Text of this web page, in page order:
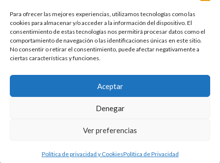
Para ofrecer las mejores experiencias, utilizamos tecnologías como las
cookies para almacenar y/o acceder a la información del dispositivo. El
consentimiento de estas tecnologías nos permitirá procesar datos como el
comportamiento de navegación o las identificaciones únicas en este sitio.
No consentir o retirar el consentimiento, puede afectar negativamente a
ciertas características y funciones.
Aceptar
Denegar
Ver preferencias
Política de privacidad y CookiesPolítica de Privacidad